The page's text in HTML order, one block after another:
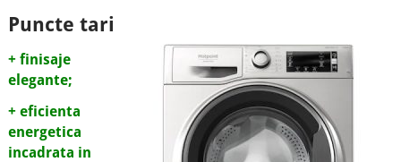
Puncte tari
+ finisaje
elegante;
+ eficienta
energetica
incadrata in